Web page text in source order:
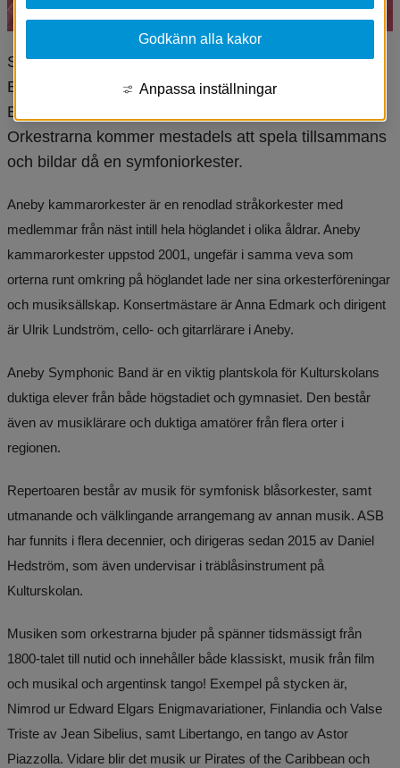
Söndag 6 oktober kl 18:00 gästar Aneby Symphonic
Band och Aneby kammarorkester Svarttorps kyrka.
Båda orkestrarna har sin bas på Aneby kulturskola.
Orkestrarna kommer mestadels att spela tillsammans
och bildar då en symfoniorkester.
Aneby kammarorkester är en renodlad stråkorkester med
medlemmar från näst intill hela höglandet i olika åldrar. Aneby
kammarorkester uppstod 2001, ungefär i samma veva som
orterna runt omkring på höglandet lade ner sina orkesterföreningar
och musiksällskap. Konsertmästare är Anna Edmark och dirigent
är Ulrik Lundström, cello- och gitarrlärare i Aneby.
Aneby Symphonic Band är en viktig plantskola för Kulturskolans
duktiga elever från både högstadiet och gymnasiet. Den består
även av musiklärare och duktiga amatörer från flera orter i
regionen.
Repertoaren består av musik för symfonisk blåsorkester, samt
utmanande och välklingande arrangemang av annan musik. ASB
har funnits i flera decennier, och dirigeras sedan 2015 av Daniel
Hedström, som även undervisar i träblåsinstrument på
Kulturskolan.
Musiken som orkestrarna bjuder på spänner tidsmässigt från
1800-talet till nutid och innehåller både klassiskt, musik från film
och musikal och argentinsk tango! Exempel på stycken är,
Nimrod ur Edward Elgars Enigmavariationer, Finlandia och Valse
Triste av Jean Sibelius, samt Libertango, en tango av Astor
Piazzolla. Vidare blir det musik ur Pirates of the Caribbean och
Godkänn alla kakor
Anpassa inställningar